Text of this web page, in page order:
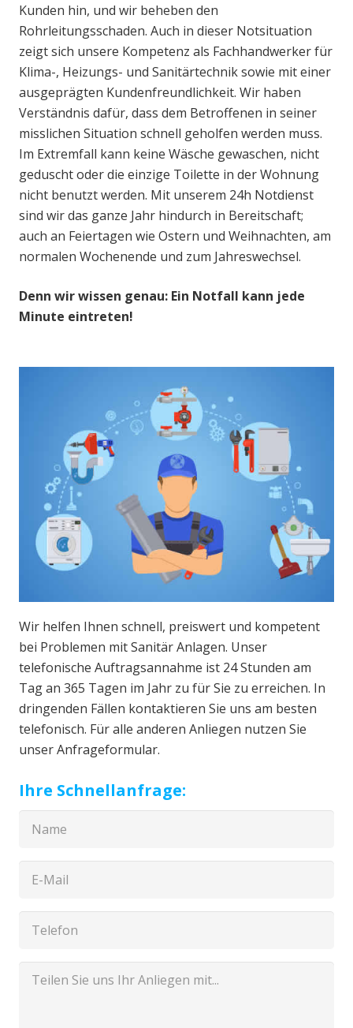
Kunden hin, und wir beheben den
Rohrleitungsschaden. Auch in dieser Notsituation
zeigt sich unsere Kompetenz als Fachhandwerker für
Klima-, Heizungs- und Sanitärtechnik sowie mit einer
ausgeprägten Kundenfreundlichkeit. Wir haben
Verständnis dafür, dass dem Betroffenen in seiner
misslichen Situation schnell geholfen werden muss.
Im Extremfall kann keine Wäsche gewaschen, nicht
geduscht oder die einzige Toilette in der Wohnung
nicht benutzt werden. Mit unserem 24h Notdienst
sind wir das ganze Jahr hindurch in Bereitschaft;
auch an Feiertagen wie Ostern und Weihnachten, am
normalen Wochenende und zum Jahreswechsel.
Denn wir wissen genau: Ein Notfall kann jede
Minute eintreten!
Wir helfen Ihnen schnell, preiswert und kompetent
bei Problemen mit Sanitär Anlagen. Unser
telefonische Auftragsannahme ist 24 Stunden am
Tag an 365 Tagen im Jahr zu für Sie zu erreichen. In
dringenden Fällen kontaktieren Sie uns am besten
telefonisch. Für alle anderen Anliegen nutzen Sie
unser Anfrageformular.
Ihre Schnellanfrage: